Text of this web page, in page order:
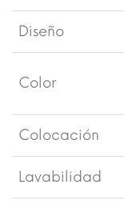
Diseño
Color
Colocación
Lavabilidad